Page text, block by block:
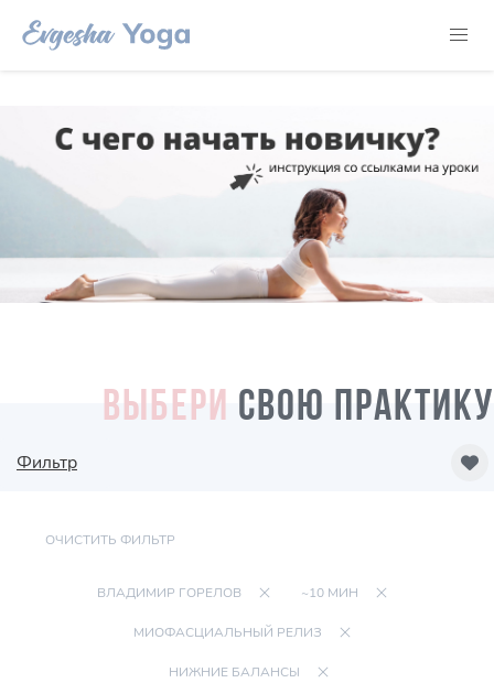
ВЫБЕРИ СВОЮ ПРАКТИКУ
Фильтр
ОЧИСТИТЬ ФИЛЬТР
ВЛАДИМИР ГОРЕЛОВ ~10 МИН
МИОФАСЦИАЛЬНЫЙ РЕЛИЗ
НИЖНИЕ БАЛАНСЫ